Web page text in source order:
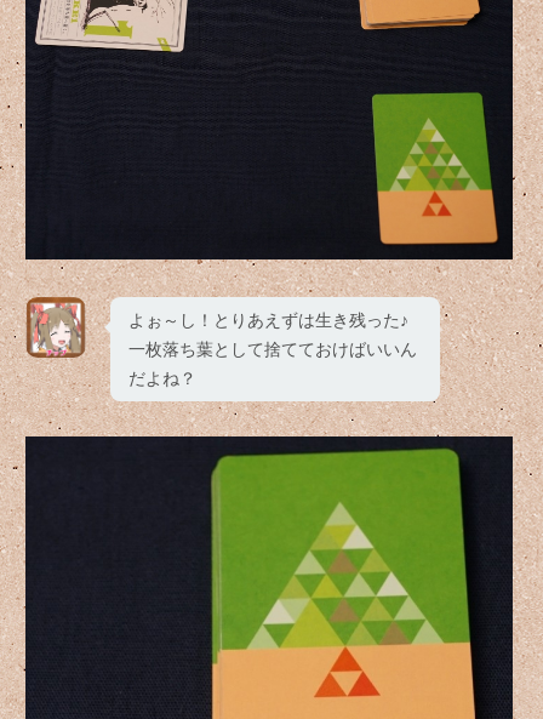
よぉ～し！とりあえずは生き残った♪
一枚落ち葉として捨てておけばいいん
だよね？